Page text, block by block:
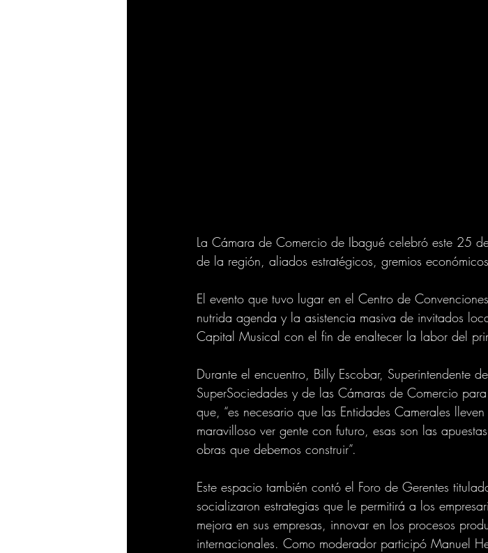
La Cámara de Comercio de Ibagué celebró este 25
de la región, aliados estratégicos, gremios
El evento que tuvo lugar en el Centro de
nutrida agenda y la asistencia masiva de invitados
Capital Musical con el fin de enaltecer la labor del
Durante el encuentro, Billy Escobar, Superintendente
SuperSociedades y de las Cámaras de Comercio
que, “es necesario que las Entidades Camerales
maravilloso ver gente con futuro, esas son las
obras que debemos construir”.
Este espacio también contó el Foro de Gerentes
socializaron estrategias que le permitirá a los
mejora en sus empresas, innovar en los procesos
internacionales. Como moderador participó Manuel